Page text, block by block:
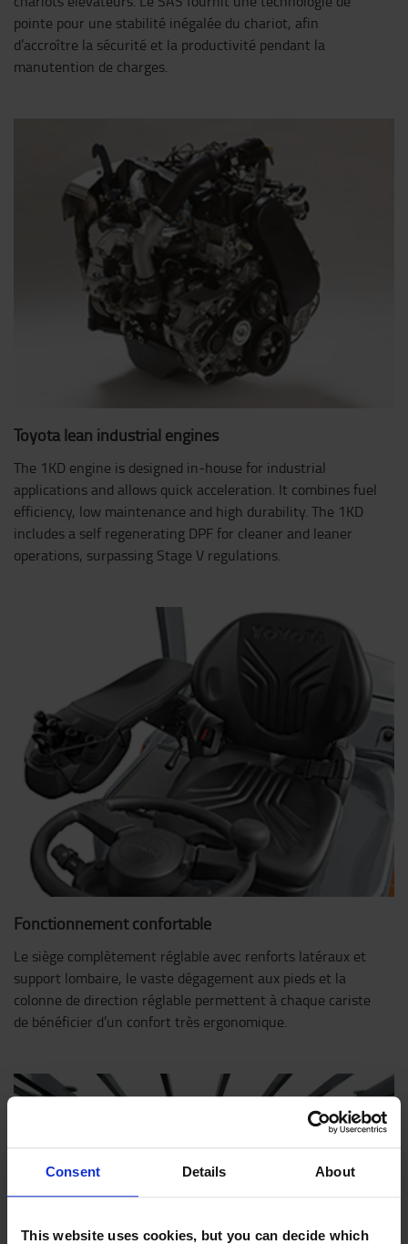
Consent Details About
This website uses cookies, but you can decide which
pointe pour une stabilité inégalée du chariot, afin
d’accroître la sécurité et la productivité pendant la
manutention de charges.
Toyota lean industrial engines
The 1KD engine is designed in-house for industrial
applications and allows quick acceleration. It combines fuel
efficiency, low maintenance and high durability. The 1KD
includes a self regenerating DPF for cleaner and leaner
operations, surpassing Stage V regulations.
Fonctionnement confortable
Le siège complètement réglable avec renforts latéraux et
support lombaire, le vaste dégagement aux pieds et la
colonne de direction réglable permettent à chaque cariste
de bénéficier d’un confort très ergonomique.